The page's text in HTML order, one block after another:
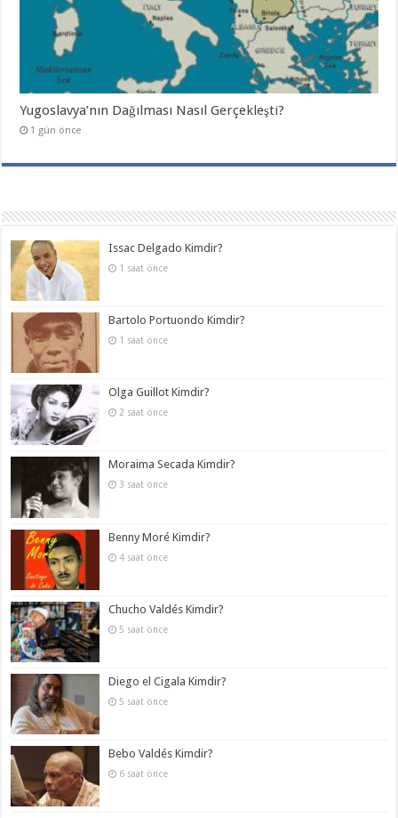
Yugoslavya’nın Dağılması Nasıl Gerçekleşti?
1 gün önce
Issac Delgado Kimdir?
1 saat önce
Bartolo Portuondo Kimdir?
1 saat önce
Olga Guillot Kimdir?
2 saat önce
Moraima Secada Kimdir?
3 saat önce
Benny Moré Kimdir?
4 saat önce
Chucho Valdés Kimdir?
5 saat önce
Diego el Cigala Kimdir?
5 saat önce
Bebo Valdés Kimdir?
6 saat önce